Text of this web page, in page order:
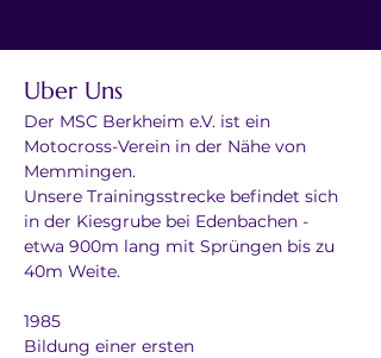
Uber Uns
Der MSC Berkheim e.V. ist ein
Motocross-Verein in der Nähe von
Memmingen.
Unsere Trainingsstrecke befindet sich
in der Kiesgrube bei Edenbachen -
etwa 900m lang mit Sprüngen bis zu
40m Weite.
1985
Bildung einer ersten